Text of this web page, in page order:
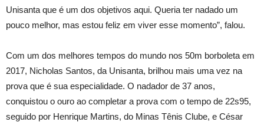
Unisanta que é um dos objetivos aqui. Queria ter nadado um
pouco melhor, mas estou feliz em viver esse momento”, falou.
Com um dos melhores tempos do mundo nos 50m borboleta em
2017, Nicholas Santos, da Unisanta, brilhou mais uma vez na
prova que é sua especialidade. O nadador de 37 anos,
conquistou o ouro ao completar a prova com o tempo de 22s95,
seguido por Henrique Martins, do Minas Tênis Clube, e César